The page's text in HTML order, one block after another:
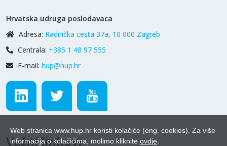
Hrvatska udruga poslodavaca
Adresa: Radnička cesta 37a, 10 000 Zagreb
Centrala: +385 1 48 97 555
E-mail: hup@hup.hr
Važni linkovi
Web stranica www.hup.hr koristi kolačiće (eng. cookies). Za više
informacija o kolačićima, molimo kliknite ovdje